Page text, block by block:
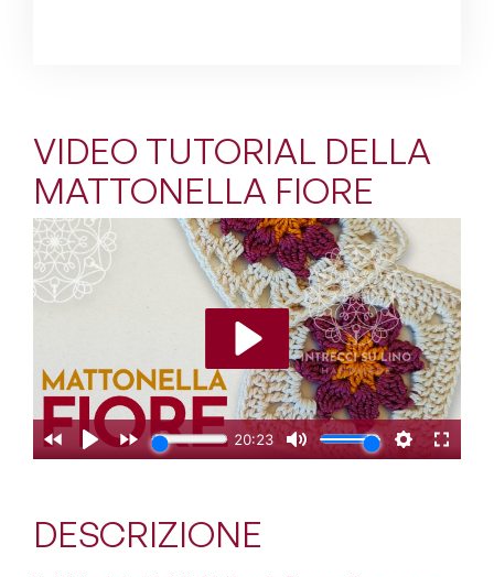
VIDEO TUTORIAL DELLA
MATTONELLA FIORE
DESCRIZIONE